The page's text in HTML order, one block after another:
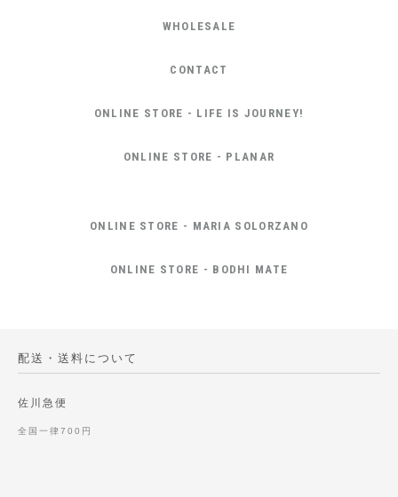
WHOLESALE
CONTACT
ONLINE STORE - LIFE IS JOURNEY!
ONLINE STORE - PLANAR
ONLINE STORE - MARIA SOLORZANO
ONLINE STORE - BODHI MATE
配送・送料について
佐川急便
全国一律700円